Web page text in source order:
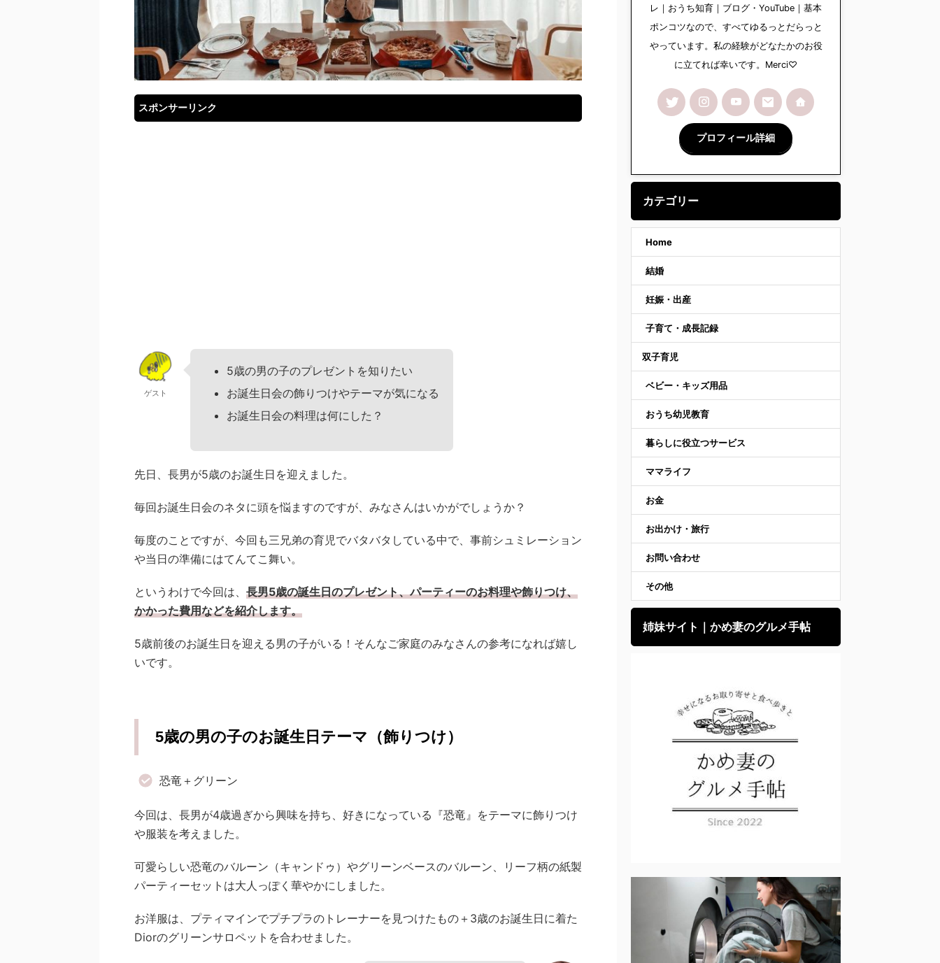
スポンサーリンク
ゲスト
5歳の男の子のプレゼントを知りたい
お誕生日会の飾りつけやテーマが気になる
お誕生日会の料理は何にした？
先日、長男が5歳のお誕生日を迎えました。
毎回お誕生日会のネタに頭を悩ますのですが、みなさんはいかがでしょうか？
毎度のことですが、今回も三兄弟の育児でバタバタしている中で、事前シュミレーション
や当日の準備にはてんてこ舞い。
というわけで今回は、 長男5歳の誕生日のプレゼント、パーティーのお料理や飾りつけ、
かかった費用などを紹介します。
5歳前後のお誕生日を迎える男の子がいる！そんなご家庭のみなさんの参考になれば嬉し
いです。
5歳の男の子のお誕生日テーマ（飾りつけ）
恐竜＋グリーン
今回は、長男が4歳過ぎから興味を持ち、好きになっている『恐竜』をテーマに飾りつけ
や服装を考えました。
可愛らしい恐竜のバルーン（キャンドゥ）やグリーンベースのバルーン、リーフ柄の紙製
パーティーセットは大人っぽく華やかにしました。
お洋服は、プティマインでプチプラのトレーナーを見つけたもの＋3歳のお誕生日に着た
Diorのグリーンサロペットを合わせました。
レ｜おうち知育｜ブログ・YouTube｜基本
ポンコツなので、すべてゆるっとだらっと
やっています。私の経験がどなたかのお役
に立てれば幸いです。Merci♡
プロフィール詳細
カテゴリー
Home
結婚
妊娠・出産
子育て・成長記録
双子育児
ベビー・キッズ用品
おうち幼児教育
暮らしに役立つサービス
ママライフ
お金
お出かけ・旅行
お問い合わせ
その他
姉妹サイト｜かめ妻のグルメ手帖